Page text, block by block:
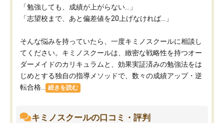
「勉強しても、成績が上がらない…」
「志望校まで、あと偏差値を20上げなければ…」
そんな悩みを持っていたら、一度キミノスクールに相談し
てください。キミノスクールは、緻密な戦略性を持つオー
ダーメイドのカリキュラムと、効果実証済みの勉強法をは
じめとする独自の指導メソッドで、数々の成績アップ・逆
転合格...
続きを読む
キミノスクールの口コミ・評判